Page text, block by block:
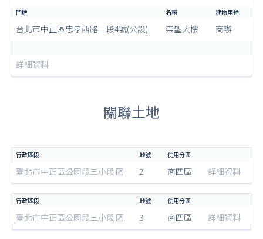
台北市中正區忠孝西路一段4號(公設) 崇聖大樓 商辦
詳細資料
關聯土地
臺北市中正區公園段三小段 2 商四區 詳細資料
臺北市中正區公園段三小段 3 商四區 詳細資料